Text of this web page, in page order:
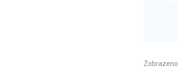
Zobrazeno